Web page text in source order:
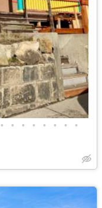
• • • • • • • •